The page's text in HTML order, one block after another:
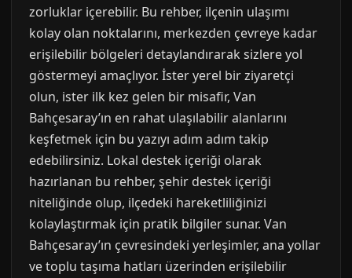
zorluklar içerebilir. Bu rehber, ilçenin ulaşımı
kolay olan noktalarını, merkezden çevreye kadar
erişilebilir bölgeleri detaylandırarak sizlere yol
göstermeyi amaçlıyor. İster yerel bir ziyaretçi
olun, ister ilk kez gelen bir misafir, Van
Bahçesaray’ın en rahat ulaşılabilir alanlarını
keşfetmek için bu yazıyı adım adım takip
edebilirsiniz. Lokal destek içeriği olarak
hazırlanan bu rehber, şehir destek içeriği
niteliğinde olup, ilçedeki hareketliliğinizi
kolaylaştırmak için pratik bilgiler sunar. Van
Bahçesaray’ın çevresindeki yerleşimler, ana yollar
ve toplu taşıma hatları üzerinden erişilebilir